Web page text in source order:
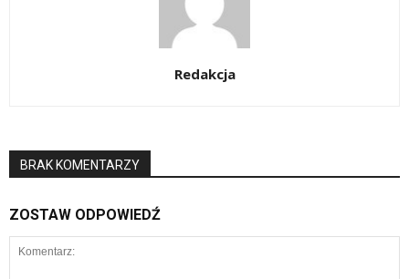
Redakcja
BRAK KOMENTARZY
ZOSTAW ODPOWIEDŹ